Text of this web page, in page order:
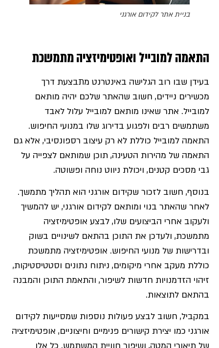
בניית אתר לקידום אורגני
התאמה למובייל ואופטימיזציה מתמשכת
בעידן שבו רוב הגלישה באינטרנט מתבצעת דרך
מכשירים ניידים, חשוב שהאתר שלכם יהיה מותאם
למובייל. אתר שאינו מותאם למובייל עלול לאבד
משתמשים רבים ולפגוע בדירוג שלו במנועי החיפוש.
התאמה למובייל כוללת לא רק עיצוב רספונסיבי, אלא גם
התאמה של מהירות הטעינה, תוכן שמותאם לצפייה על
גבי מסכים קטנים, ויכולת ניווט נוחה ופשוטה.
בנוסף, חשוב לזכור שקידום אורגני הוא תהליך מתמשך.
לאחר שהאתר בנוי ומותאם לקידום אורגני, יש להמשיך
ולעקוב אחרי הביצועים שלו, לבצע אופטימיזציה
מתמשכת, ולעדכן את התוכן בהתאם לשינויים בשוק
ובדרישות של מנועי החיפוש. אופטימיזציה מתמשכת
כוללת מעקב אחרי מיקומים, ניתוח נתונים וסטטיסטיקות,
זיהוי הזדמנויות חדשות לשיפור, והתאמת התוכן והמבנה
בהתאם לתוצאות.
במקביל, חשוב לבצע פעולות נוספות שמסייעות לקידום
אורגני כמו יצירת קישורים פנימיים וחיצוניים, אופטימיזציה